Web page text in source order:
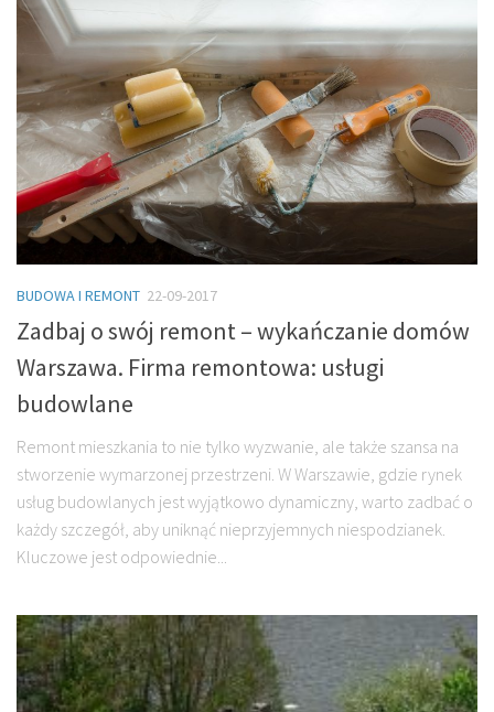
BUDOWA I REMONT 22-09-2017
Zadbaj o swój remont – wykańczanie domów
Warszawa. Firma remontowa: usługi
budowlane
Remont mieszkania to nie tylko wyzwanie, ale także szansa na
stworzenie wymarzonej przestrzeni. W Warszawie, gdzie rynek
usług budowlanych jest wyjątkowo dynamiczny, warto zadbać o
każdy szczegół, aby uniknąć nieprzyjemnych niespodzianek.
Kluczowe jest odpowiednie...